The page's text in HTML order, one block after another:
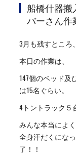
船橋什器搬
バーさん作
3月も残すところ
本日の作業は、
147個のベッド及
は15名ぐらい。
4トントラック５
みんな本当によ
全身汗だくにな
了！！